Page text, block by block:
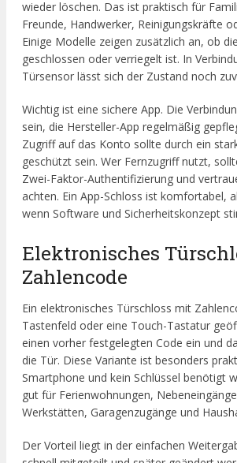
wieder löschen. Das ist praktisch für
Freunde, Handwerker, Reinigungskräfte
Einige Modelle zeigen zusätzlich an, ob
geschlossen oder verriegelt ist. In
Türsensor lässt sich der Zustand noch
Wichtig ist eine sichere App. Die
sein, die Hersteller-App regelmäßig
Zugriff auf das Konto sollte durch ein
geschützt sein. Wer Fernzugriff nutzt,
Zwei-Faktor-Authentifizierung und
achten. Ein App-Schloss ist komfortabel,
wenn Software und Sicherheitskonzept
Elektronisches
Zahlencode
Ein elektronisches Türschloss mit
Tastenfeld oder eine Touch-Tastatur
einen vorher festgelegten Code ein und
die Tür. Diese Variante ist besonders
Smartphone und kein Schlüssel benötigt
gut für Ferienwohnungen,
Werkstätten, Garagenzugänge und
Der Vorteil liegt in der einfachen